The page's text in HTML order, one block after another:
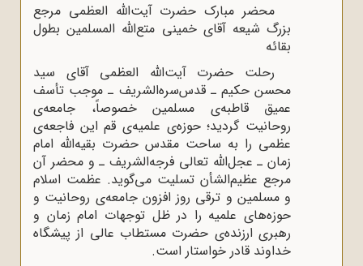
محضر مبارک حضرت آیت‌الله العظمی مرجع
بزرگ شیعه آقای خمینی متع‌الله المسلمین بطول
بقائه
رحلت حضرت آیت‌الله العظمی آقای سید
محسن حکیم ـ قدس‌سره‌الشریف ـ موجب تأسف
عمیق قاطبه‌ی مسلمین خصوصاً، جامعه‌ی
روحانیت گردید؛ حوزه‌ی علمیه‌ی قم این فاجعه‌ی
عظمی را به ساحت مقدس حضرت بقیه‌الله امام
زمان ـ عجل‌الله تعالی فرجه‌الشریف ـ و محضر آن
مرجع عظیم‌الشأن تسلیت می‌گوید. عظمت اسلام
و مسلمین و ترقی روز افزون جامعه‌ی روحانیت و
حوزه‌های علمیه را در ظل توجهات امام زمان و
رهبری ارزنده‌ی حضرت مستطاب عالی از پیشگاه
خداوند قادر خواستار است.